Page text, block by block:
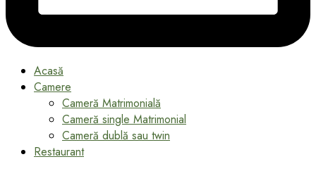
Acasă
Camere
Cameră Matrimonială
Cameră single Matrimonial
Cameră dublă sau twin
Restaurant